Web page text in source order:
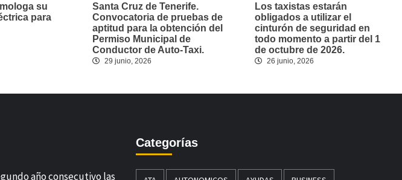
su
para
Santa Cruz de Tenerife.
Convocatoria de pruebas de
aptitud para la obtención del
Permiso Municipal de
Conductor de Auto-Taxi.
29 junio, 2026
Los taxistas estarán
obligados a utilizar el
cinturón de seguridad en
todo momento a partir del 1
de octubre de 2026.
26 junio, 2026
año consecutivo las
Categorías